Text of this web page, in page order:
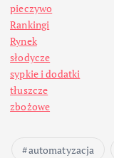
pieczywo
Rankingi
Rynek
słodycze
sypkie i dodatki
tłuszcze
zbożowe
automatyzacja